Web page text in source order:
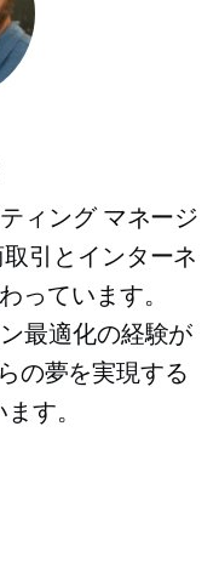
ィング マネージ
引とインターネ
っています。
最適化の経験が
の夢を実現する
す。